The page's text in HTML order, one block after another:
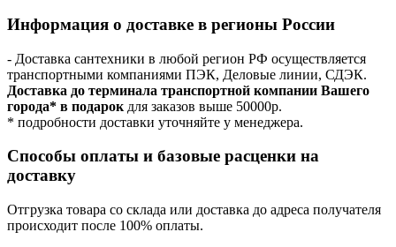
Информация о доставке в регионы России
- Доставка сантехники в любой регион РФ осуществляется
транспортными компаниями ПЭК, Деловые линии, СДЭК.
Доставка до терминала транспортной компании Вашего
города* в подарок для заказов выше 50000р.
* подробности доставки уточняйте у менеджера.
Способы оплаты и базовые расценки на
доставку
Отгрузка товара со склада или доставка до адреса получателя
происходит после 100% оплаты.